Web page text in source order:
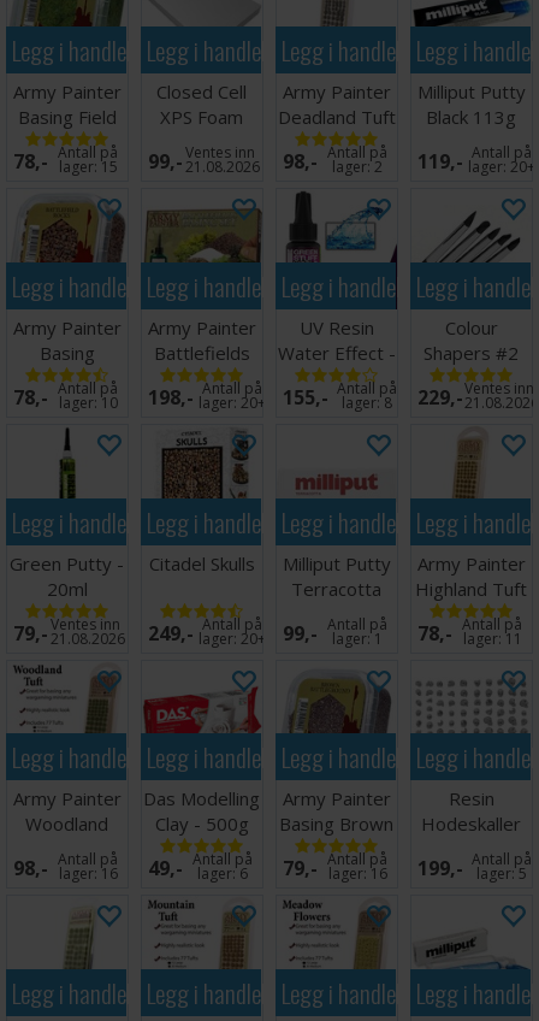
Legg i handlekurven
Army Painter
Basing Field
Grass
78,- Antall på
lager: 15
Legg i handlekurven
Closed Cell
XPS Foam
30mm
99,-Ventes inn
21.08.2026
Legg i handlekurven
Army Painter
Deadland Tuft
98,- Antall på
lager:2
Legg i
Milliput Putty
Black 113g
119,- Antall på
lager:20+
Legg i handlekurven
Army Painter
Basing
Battlefield
Rocks
78,- Antall på
lager: 10
Legg i handlekurven
Army Painter
Battlefields
Basing Set
198,- Antall på
lager:20+
Legg i handlekurven
UV Resin
Water Effect -
30 ml
155,- Antall på
lager:8
Legg i
Colour
Shapers #2
Firm - 5 stk
229,-Ventes inn
21.08.2026
Legg i handlekurven
Green Putty -
20ml
79,-Ventes inn
21.08.2026
Legg i handlekurven
Citadel Skulls
249,- Antall på
lager:20+
Legg i handlekurven
Milliput Putty
Terracotta
113g
99,- Antall på
lager:1
Legg i
Army Painter
Highland Tuft
78,- Antall på
lager: 11
Legg i handlekurven
Army Painter
Woodland
Tuft
98,- Antall på
lager: 16
Legg i handlekurven
Das Modelling
Clay - 500g
49,- Antall på
lager:6
Legg i handlekurven
Army Painter
Basing Brown
Battleground
79,- Antall på
lager: 16
Legg i
Resin
Hodeskaller
Skulls - 85 stk
199,- Antall på
lager:5
Legg i handlekurvenLegg i handlekurvenLegg i handlekurven
Legg i